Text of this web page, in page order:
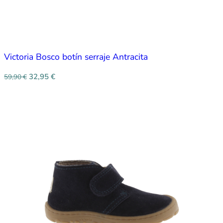
Victoria Bosco botín serraje Antracita
59,90€ 32,95 €